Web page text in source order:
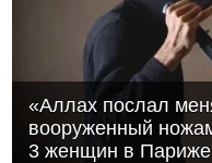
«Аллах послал
вооруженный
3 женщин в Париже